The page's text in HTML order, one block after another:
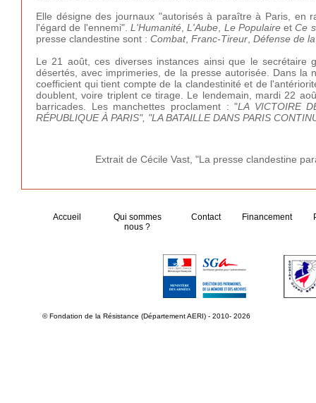
Elle désigne des journaux "autorisés à paraître à Paris, en
l'égard de l'ennemi". L'Humanité,L'Aube Le PopulaireetCe
presse clandestine sont : Combat, Franc-Tireur Défense de
Le 21 août, ces diverses instances ainsi que le secrétaire
désertés, avec imprimeries, de la presse autorisée. Dans
coefficient qui tient compte de la clandestinité et de
doublent, voire triplent ce tirage. Le lendemain, mardi 22
barricades. Les manchettes proclament : "LA VICTOIRE
RÉPUBLIQUE À PARIS", "LA BATAILLE DANS PARIS
Extrait de Cécile Vast, "La presse clandestine
Accueil
Qui sommes
nous ?
Contact Financement
© Fondation de la Résistance (Département AERI) - 2010- 2026